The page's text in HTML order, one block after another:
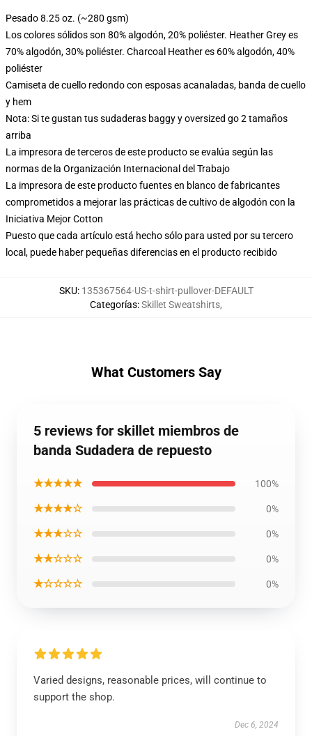
Pesado 8.25 oz. (~280 gsm)
Los colores sólidos son 80% algodón, 20% poliéster. Heather Grey es
70% algodón, 30% poliéster. Charcoal Heather es 60% algodón, 40%
poliéster
Camiseta de cuello redondo con esposas acanaladas, banda de cuello
y hem
Nota: Si te gustan tus sudaderas baggy y oversized go 2 tamaños
arriba
La impresora de terceros de este producto se evalúa según las
normas de la Organización Internacional del Trabajo
La impresora de este producto fuentes en blanco de fabricantes
comprometidos a mejorar las prácticas de cultivo de algodón con la
Iniciativa Mejor Cotton
Puesto que cada artículo está hecho sólo para usted por su tercero
local, puede haber pequeñas diferencias en el producto recibido
SKU: 135367564-US-t-shirt-pullover-DEFAULT
Categorías:Skillet Sweatshirts,
What Customers Say
5 reviews for skillet miembros de
banda Sudadera de repuesto
★★★★★ 100%
★★★★☆ 0%
★★★☆☆ 0%
★★☆☆☆ 0%
★☆☆☆☆ 0%
Varied designs, reasonable prices, will continue to
support the shop.
Dec 6, 2024